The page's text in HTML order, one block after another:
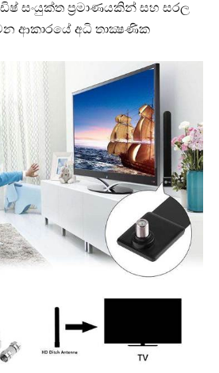
ඩිෂ් සංයුක්ත ප්‍රමාණයකින් සහ සරල
ආකාරයේ අධි තාක්‍ෂණික